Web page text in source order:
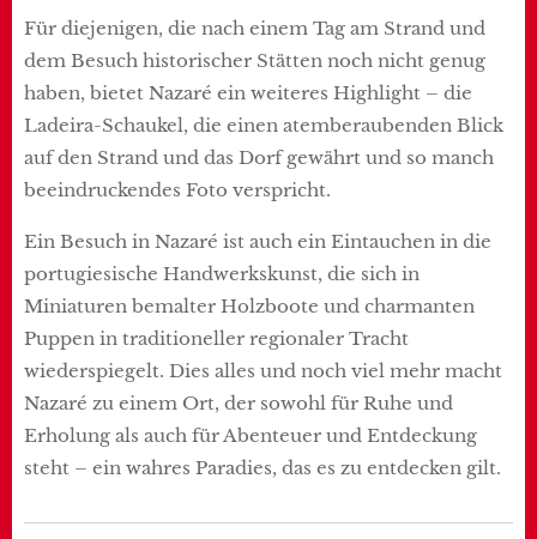
Für diejenigen, die nach einem Tag am Strand und
dem Besuch historischer Stätten noch nicht genug
haben, bietet Nazaré ein weiteres Highlight – die
Ladeira-Schaukel, die einen atemberaubenden Blick
auf den Strand und das Dorf gewährt und so manch
beeindruckendes Foto verspricht.
Ein Besuch in Nazaré ist auch ein Eintauchen in die
portugiesische Handwerkskunst, die sich in
Miniaturen bemalter Holzboote und charmanten
Puppen in traditioneller regionaler Tracht
wiederspiegelt. Dies alles und noch viel mehr macht
Nazaré zu einem Ort, der sowohl für Ruhe und
Erholung als auch für Abenteuer und Entdeckung
steht – ein wahres Paradies, das es zu entdecken gilt.